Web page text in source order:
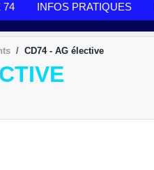
74 INFOS PRATIQUES
CD74 - AG élective